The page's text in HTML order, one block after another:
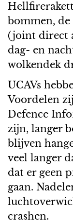
bommen,
(joint direct
dag- en
wolkendek
UCAVs
Voordelen
Defence
zijn, langer
blijven
veel langer
dat er geen
gaan.
crashen.